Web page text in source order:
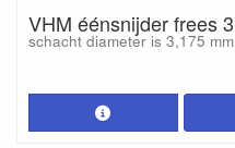
VHM éénsnijder frees
schacht diameter is 3,175 mm